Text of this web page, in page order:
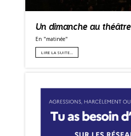
Un dimanche au théâtre
En "matinée"
LIRE LA SUITE…